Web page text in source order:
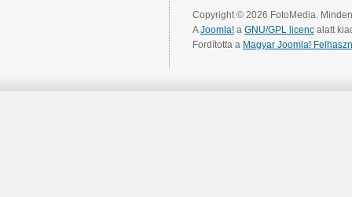
Copyright © 2026 FotoMedia.
AJoomla! a GNU/GPL licenc alatt
Fordította a Magyar Joomla!